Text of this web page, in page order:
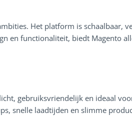
Het platform is schaalbaar,
en functionaliteit, biedt Magento
gebruiksvriendelijk en ideaal
snelle laadtijden en slimme